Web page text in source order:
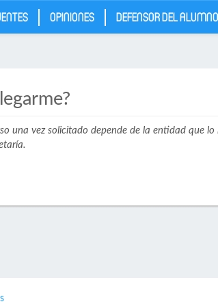
OPINIONES DEFENSOR DEL ALUMNO
una vez solicitado depende de la entidad que lo